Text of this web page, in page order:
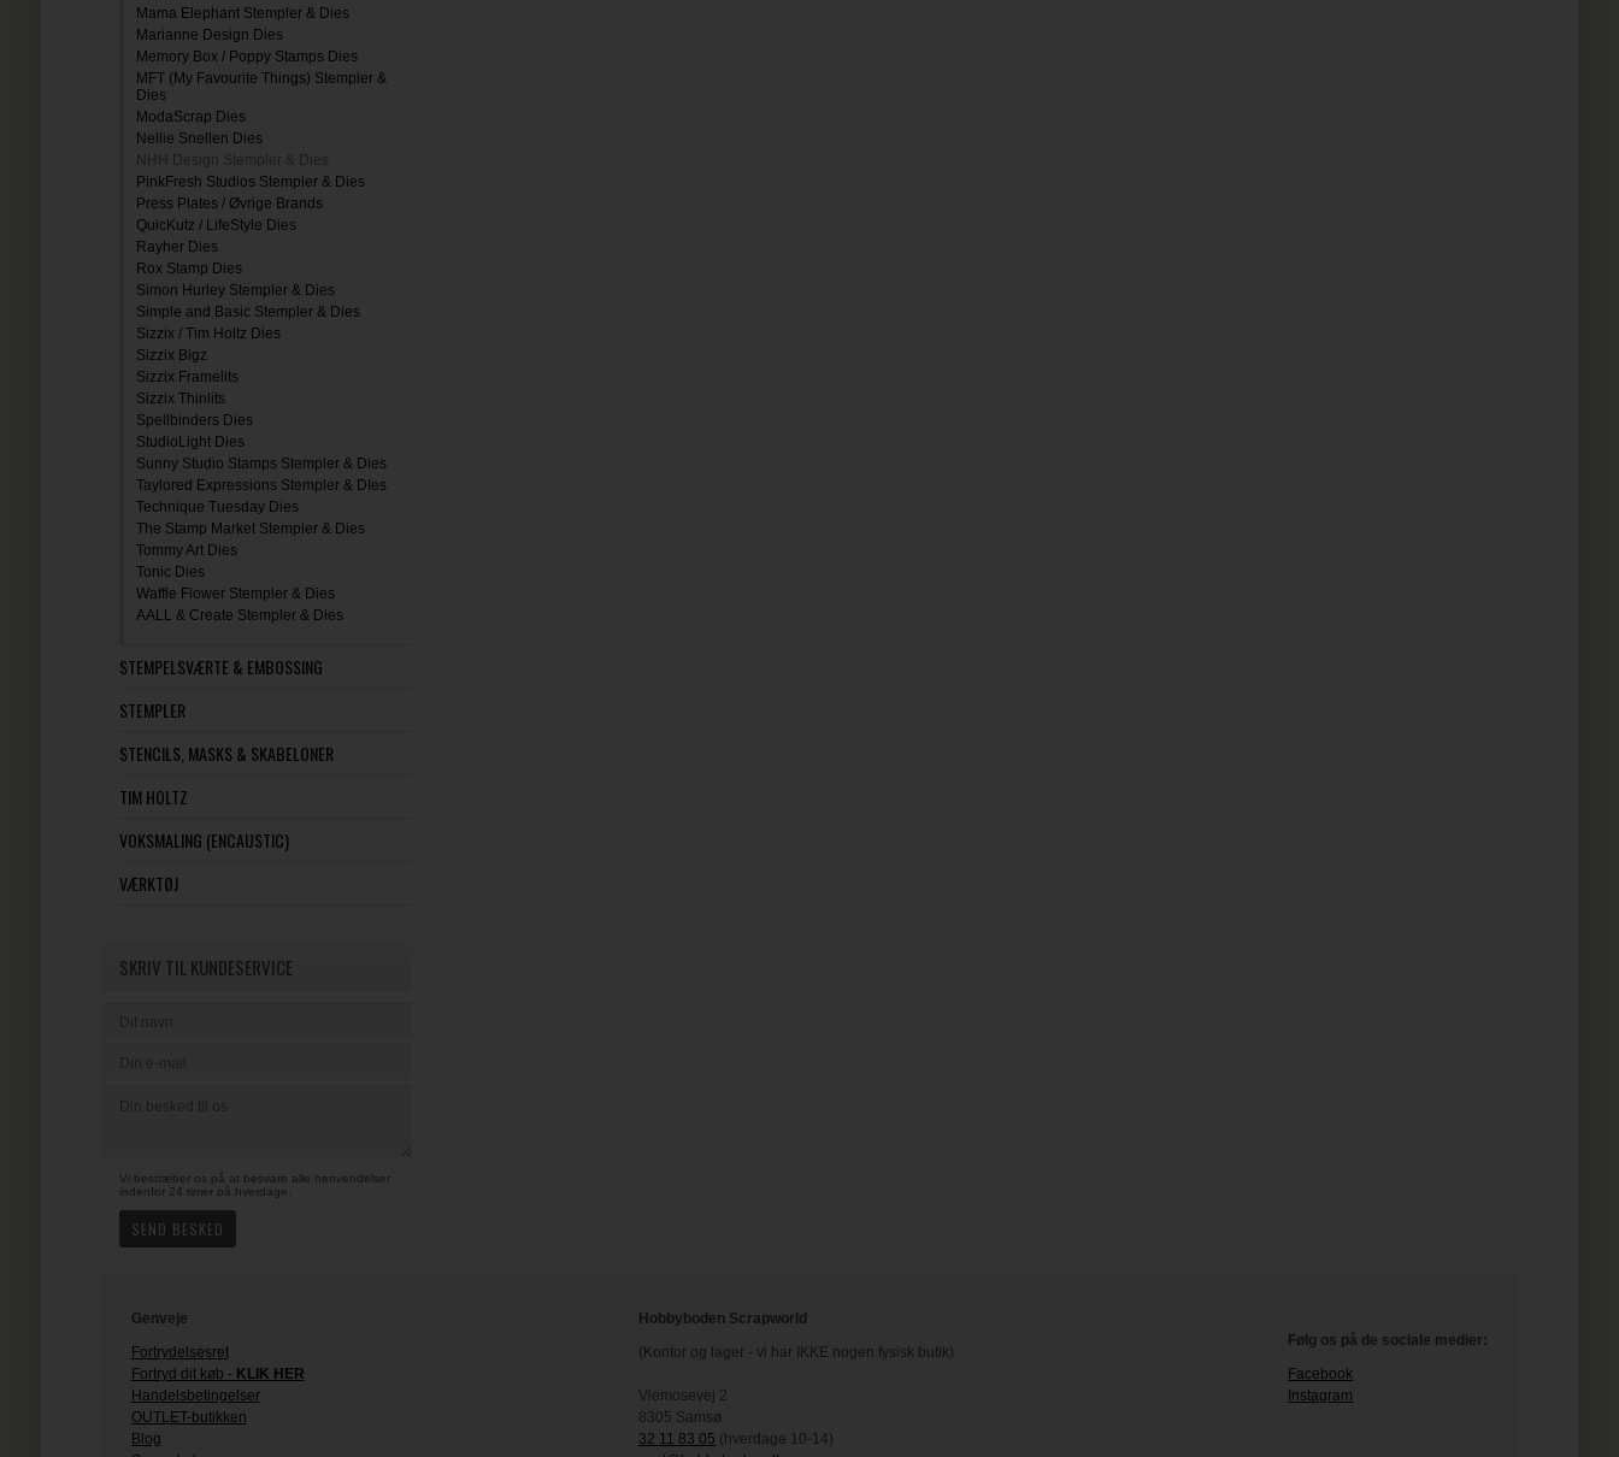
Mama Elephant Stempler & Dies
Marianne Design Dies
Memory Box / Poppy Stamps Dies
MFT (My Favourite Things) Stempler &
Dies
ModaScrap Dies
Nellie Snellen Dies
NHH Design Stempler & Dies
PinkFresh Studios Stempler & Dies
Press Plates / Øvrige Brands
QuicKutz / LifeStyle Dies
Rayher Dies
Rox Stamp Dies
Simon Hurley Stempler & Dies
Simple and Basic Stempler & Dies
Sizzix / Tim Holtz Dies
Sizzix Bigz
Sizzix Framelits
Sizzix Thinlits
Spellbinders Dies
StudioLight Dies
Sunny Studio Stamps Stempler & Dies
Taylored Expressions Stempler & DIes
Technique Tuesday Dies
The Stamp Market Stempler & Dies
Tommy Art Dies
Tonic Dies
Waffle Flower Stempler & Dies
AALL & Create Stempler & Dies
STEMPELSVÆRTE & EMBOSSING
STEMPLER
STENCILS, MASKS & SKABELONER
TIM HOLTZ
VOKSMALING (ENCAUSTIC)
VÆRKTØJ
SKRIV TIL KUNDESERVICE
Vi bestræber os på at besvare alle henvendelser
indenfor 24 timer på hverdage.
Genveje
Fortrydelsesret
Fortryd dit køb - KLIK HER
Handelsbetingelser
OUTLET-butikken
Blog
Hobbyboden Scrapworld
(Kontor og lager - vi har IKKE nogen fysisk butik)
Viemosevej 2
8305 Samsø
32 11 83 05 (hverdage 10-14)
Følg os på de sociale medier:
Facebook
Instagram